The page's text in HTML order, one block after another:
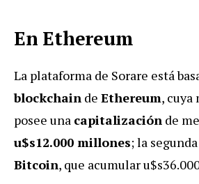
En Ethereum
La plataforma de Sorare está
blockchain de Ethereum, cuya
posee una capitalización de
u$s12.000 millones; la
Bitcoin, que acumular